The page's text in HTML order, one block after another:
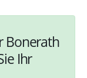
Bonerath
Ihr